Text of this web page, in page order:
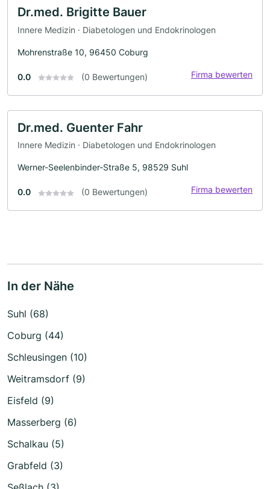
Dr.med. Brigitte Bauer
Innere Medizin · Diabetologen und Endokrinologen
Mohrenstraße 10, 96450 Coburg
0.0 (0 Bewertungen) Firma bewerten
Dr.med. Guenter Fahr
Innere Medizin · Diabetologen und Endokrinologen
Werner-Seelenbinder-Straße 5, 98529 Suhl
0.0 (0 Bewertungen) Firma bewerten
In der Nähe
Suhl (68)
Coburg (44)
Schleusingen (10)
Weitramsdorf (9)
Eisfeld (9)
Masserberg (6)
Schalkau (5)
Grabfeld (3)